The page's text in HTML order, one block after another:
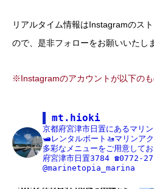
リアルタイム情報はInstagramのス
ので、是非フォローをお願いいたし
※Instagramのアカウントが以下の
mt.hioki
京都府宮津市日置にあるマリ
🛥レンタルボート🚤マリンア
多彩なメニューをご用意してお
府宮津市日置3784 ☎️0772-
@marinetopia_marina